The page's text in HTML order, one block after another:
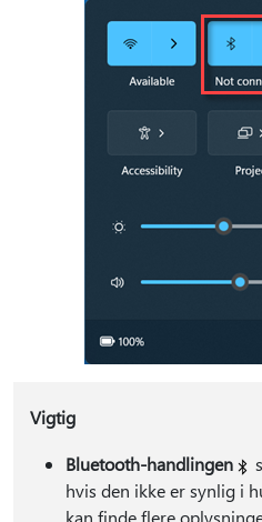
Vigtig
Bluetooth-handlingen
hvis den ikke er synlig i
kan finde flere